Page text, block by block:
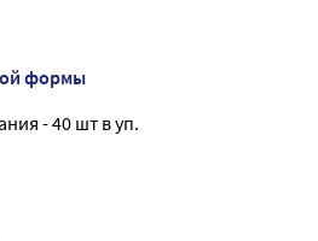
формы
- 40 шт в уп.